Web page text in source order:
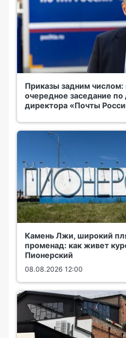
Приказы задним
очередное заседание по
директора «Почты
Камень Лжи, широкий
променад: как живет
Пионерский
08.08.2026 12:00